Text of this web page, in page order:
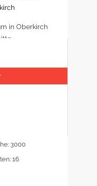
in Oberkirch
3000
16